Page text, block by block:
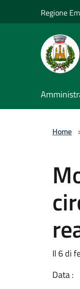
Regione
Home
Il 6 di
Data :